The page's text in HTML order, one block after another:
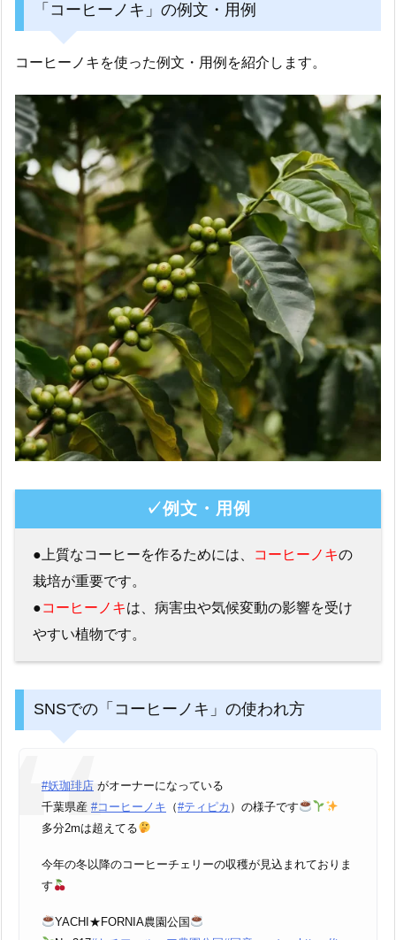
「コーヒーノキ」の例文・用例
コーヒーノキを使った例文・用例を紹介します。
✓例文・用例
●上質なコーヒーを作るためには、 コーヒーノキの
栽培が重要です。
●コーヒーノキは、病害虫や気候変動の影響を受け
やすい植物です。
SNSでの「コーヒーノキ」の使われ方
#妖珈琲店 がオーナーになっている
千葉県産 #コーヒーノキ （#ティピカ ）の様子です
多分2mは超えてる
今年の冬以降のコーヒーチェリーの収穫が見込まれておりま
す
YACHI★FORNIA農園公国